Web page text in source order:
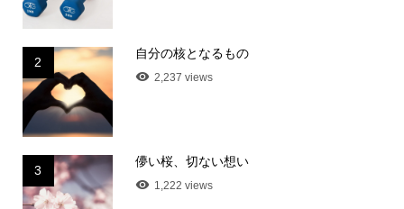
2
自分の核となるもの
2,237 views
3
儚い桜、切ない想い
1,222 views